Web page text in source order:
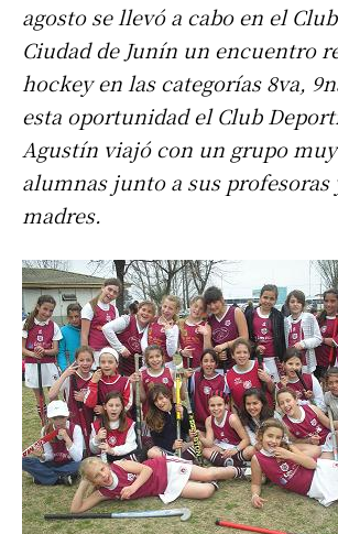
agosto se llevó a cabo en el
Ciudad de Junín un encuentro
hockey en las categorías 8va,
esta oportunidad el Club
Agustín viajó con un grupo
alumnas junto a sus profesoras
madres.